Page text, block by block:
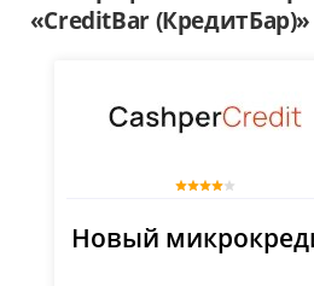
«CreditBar (КредитБар)»
Новый